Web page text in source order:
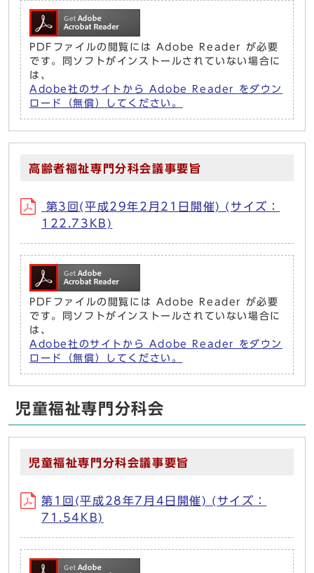
PDFファイルの閲覧には Adobe Reader が必要
です。同ソフトがインストールされていない場合に
は、
Adobe社のサイトから Adobe Reader をダウン
ロード（無償）してください。
高齢者福祉専門分科会議事要旨
第3回(平成29年2月21日開催) (サイズ：
122.73KB)
PDFファイルの閲覧には Adobe Reader が必要
です。同ソフトがインストールされていない場合に
は、
Adobe社のサイトから Adobe Reader をダウン
ロード（無償）してください。
児童福祉専門分科会
児童福祉専門分科会議事要旨
第1回(平成28年7月4日開催) (サイズ：
71.54KB)